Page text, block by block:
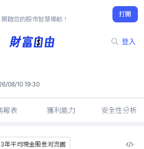
啟您的股市智慧導航！
打開
登入
-
08/10 19:30
報表 獲利能力 安全性分析
3年平均現金股息河流圖